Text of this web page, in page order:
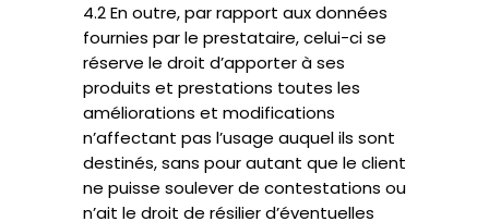
4.2 En outre, par rapport aux données
fournies par le prestataire, celui-ci se
réserve le droit d’apporter à ses
produits et prestations toutes les
améliorations et modifications
n’affectant pas l’usage auquel ils sont
destinés, sans pour autant que le client
ne puisse soulever de contestations ou
n’ait le droit de résilier d’éventuelles